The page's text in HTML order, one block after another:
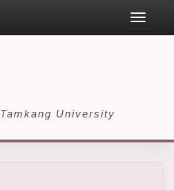
Toggle
Tamkang University